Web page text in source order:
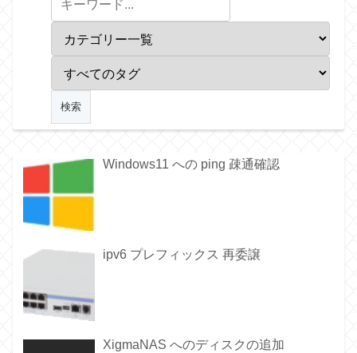
Windows11 への ping 疎通確認
ipv6 プレフィックス 再委譲
XigmaNAS へのディスクの追加